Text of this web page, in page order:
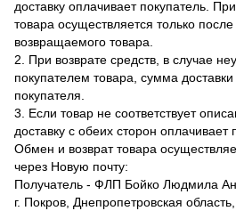
доставку оплачивает покупатель.
товара осуществляется только
возвращаемого товара.
2. При возврате средств, в случае
покупателем товара, сумма доставки
покупателя.
3. Если товар не соответствует
доставку с обеих сторон оплачивает
Обмен и возврат товара
через Новую почту:
Получатель - ФЛП Бойко Людмила
г. Покров, Днепропетровская